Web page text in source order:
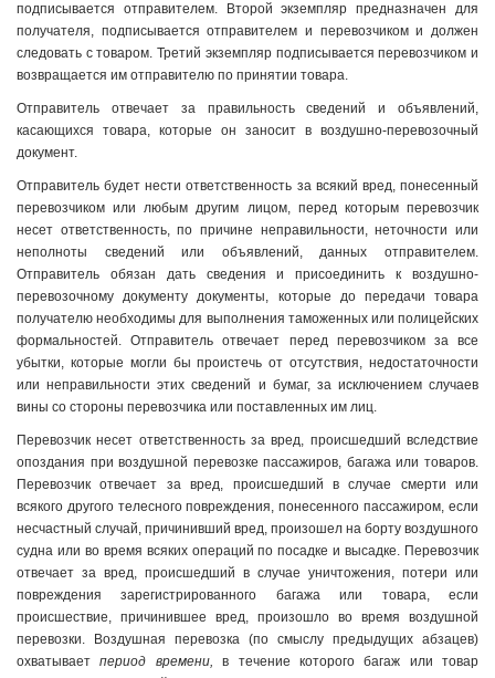
подписывается отправителем. Второй экземпляр предназначен для
получателя, подписывается отправителем и перевозчиком и должен
следовать с товаром. Третий экземпляр подписывается перевозчиком и
возвращается им отправителю по принятии товара.
Отправитель отвечает за правильность сведений и объявлений,
касающихся товара, которые он заносит в воздушно-перевозочный
документ.
Отправитель будет нести ответственность за всякий вред, понесенный
перевозчиком или любым другим лицом, перед которым перевозчик
несет ответственность, по причине неправильности, неточности или
неполноты сведений или объявлений, данных отправителем.
Отправитель обязан дать сведения и присоединить к воздушно-
перевозочному документу документы, которые до передачи товара
получателю необходимы для выполнения таможенных или полицейских
формальностей. Отправитель отвечает перед перевозчиком за все
убытки, которые могли бы проистечь от отсутствия, недостаточности
или неправильности этих сведений и бумаг, за исключением случаев
вины со стороны перевозчика или поставленных им лиц.
Перевозчик несет ответственность за вред, происшедший вследствие
опоздания при воздушной перевозке пассажиров, багажа или товаров.
Перевозчик отвечает за вред, происшедший в случае смерти или
всякого другого телесного повреждения, понесенного пассажиром, если
несчастный случай, причинивший вред, произошел на борту воздушного
судна или во время всяких операций по посадке и высадке. Перевозчик
отвечает за вред, происшедший в случае уничтожения, потери или
повреждения зарегистрированного багажа или товара, если
происшествие, причинившее вред, произошло во время воздушной
перевозки. Воздушная перевозка (по смыслу предыдущих абзацев)
охватываетпериод времени,в течение которого багаж или товар